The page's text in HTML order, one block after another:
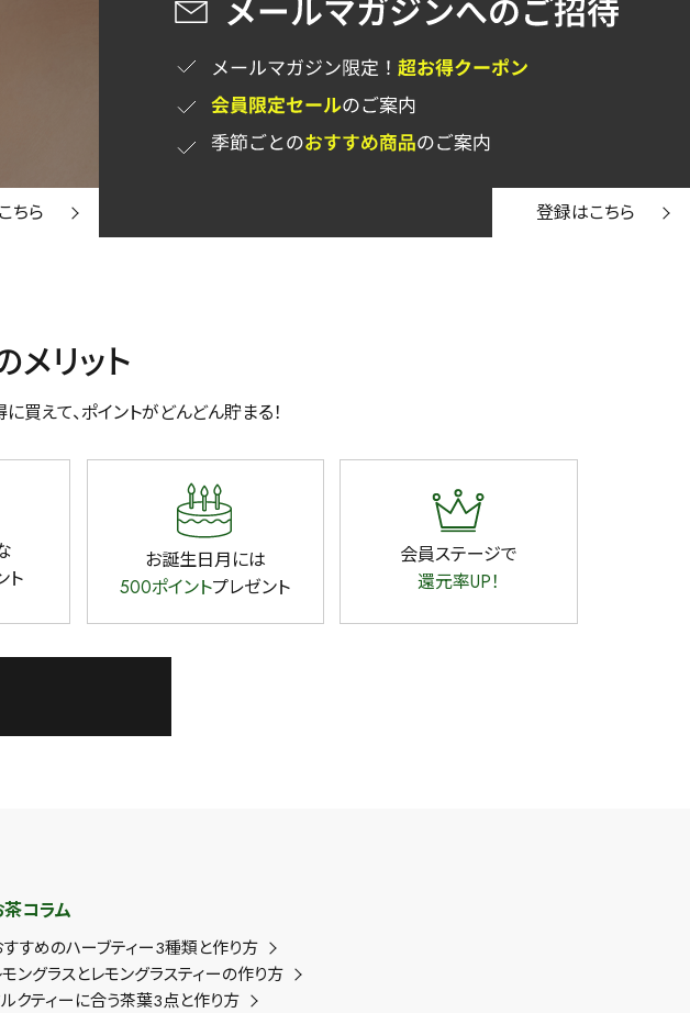
ちら 登録はこちら
メリット
に買えて、ポイントがどんどん貯まる！
ト
お誕生日月には
500ポイントプレゼント
会員ステージで
還元率UP！
茶コラム
すすめのハーブティー3種類と作り方
ングラスとレモングラスティーの作り方
ルクティーに合う茶葉3点と作り方